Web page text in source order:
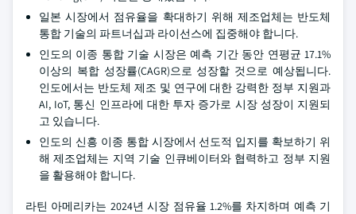
일본 시장에서 점유율을 확대하기 위해 제조업체는 반도체
통합 기술의 파트너십과 라이선스에 집중해야 합니다.
인도의 이종 통합 기술 시장은 예측 기간 동안 연평균 17.1%
이상의 복합 성장률(CAGR)으로 성장할 것으로 예상됩니다.
인도에서는 반도체 제조 및 연구에 대한 강력한 정부 지원과
AI, IoT, 통신 인프라에 대한 투자 증가로 시장 성장이 지원되
고 있습니다.
인도의 신흥 이종 통합 시장에서 선도적 입지를 확보하기 위
해 제조업체는 지역 기술 인큐베이터와 협력하고 정부 지원
을 활용해야 합니다.
라틴 아메리카는 2024년 시장 점유율 1.2%를 차지하며 예측 기